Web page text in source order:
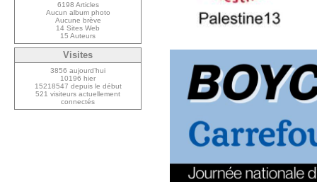
6198 Articles
Aucun album photo
Aucune brève
14 Sites Web
15 Auteurs
Visites
3856 aujourd’hui
10196 hier
15218547 depuis le début
521 visiteurs actuellement
connectés